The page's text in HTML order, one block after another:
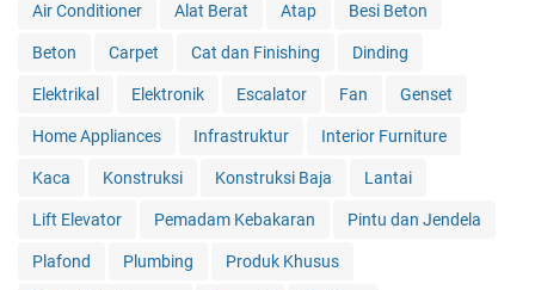
Air Conditioner Alat Berat Atap Besi Beton
Beton Carpet Cat dan Finishing Dinding
Elektrikal Elektronik Escalator Fan Genset
Home Appliances Infrastruktur Interior Furniture
Kaca Konstruksi Konstruksi Baja Lantai
Lift Elevator Pemadam Kebakaran Pintu dan Jendela
Plafond Plumbing Produk Khusus